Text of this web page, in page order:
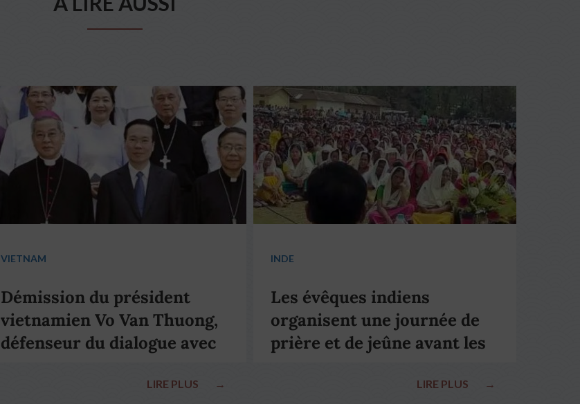
VIETNAM
Démission du président
vietnamien Vo Van Thuong,
défenseur du dialogue avec
LIRE PLUS →
INDE
Les évêques indiens
organisent une journée de
prière et de jeûne avant les
LIRE PLUS →